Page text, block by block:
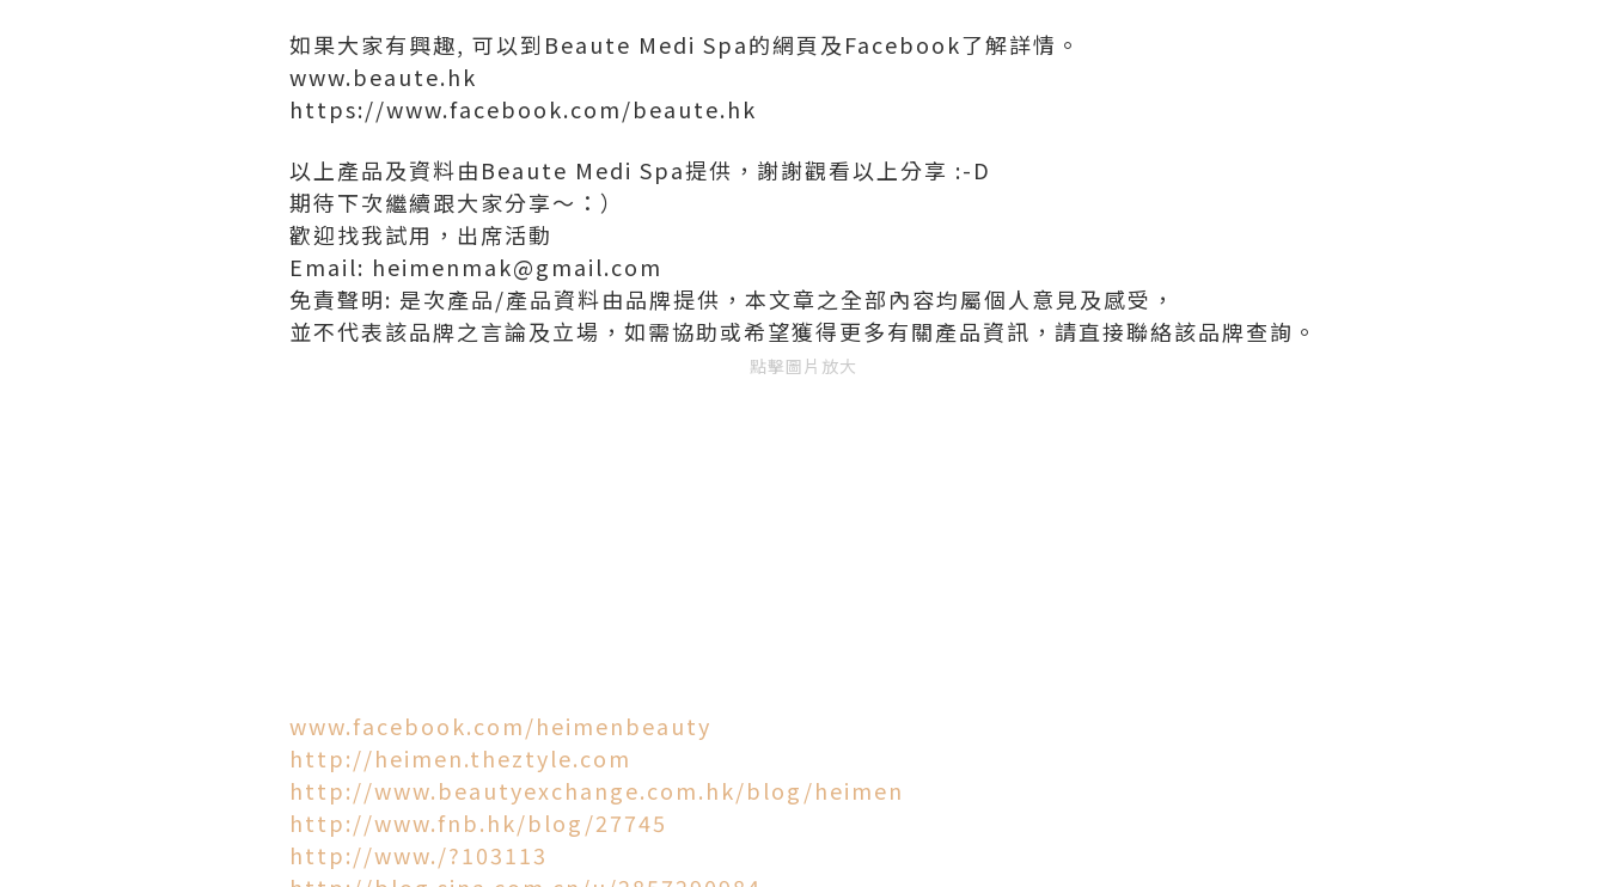
如果大家有興趣, 可以到Beaute Medi Spa的網頁及Facebook了解詳情。
www.beaute.hk
https://www.facebook.com/beaute.hk
以上產品及資料由Beaute Medi Spa提供，謝謝觀看以上分享 :-D
期待下次繼續跟大家分享～：）
歡迎找我試用，出席活動
Email: heimenmak@gmail.com
免責聲明: 是次產品/產品資料由品牌提供，本文章之全部內容均屬個人意見及感受，
並不代表該品牌之言論及立場，如需協助或希望獲得更多有關產品資訊，請直接聯絡該品牌查詢。
點擊圖片放大
www.facebook.com/heimenbeauty
http://heimen.theztyle.com
http://www.beautyexchange.com.hk/blog/heimen
http://www.fnb.hk/blog/27745
http://www./?103113